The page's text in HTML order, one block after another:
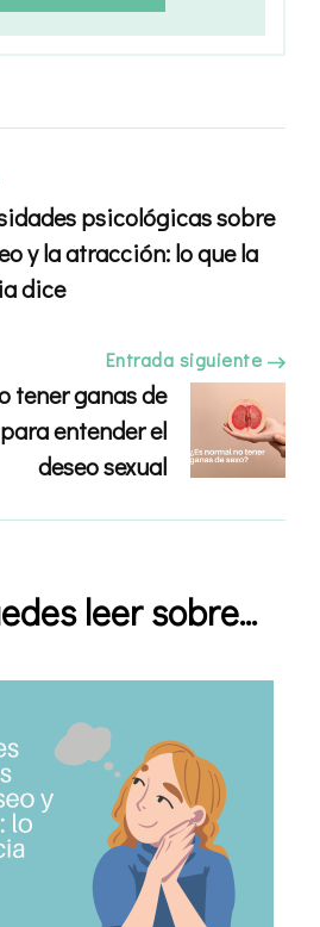
psicológicas sobre
y la atracción: lo que la
dice
Entrada siguiente
tener ganas de
entender el
deseo sexual
leer sobre...